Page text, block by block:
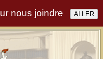
nous joindre